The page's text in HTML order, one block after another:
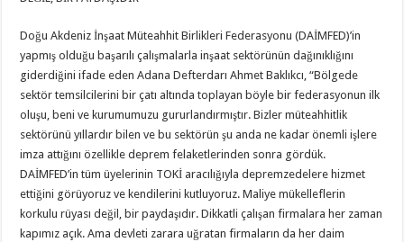
Doğu Akdeniz İnşaat Müteahhit Birlikleri Federasyonu (DAİMFED)’in
yapmış olduğu başarılı çalışmalarla inşaat sektörünün dağınıklığını
giderdiğini ifade eden Adana Defterdarı Ahmet Baklıkcı, “Bölgede
sektör temsilcilerini bir çatı altında toplayan böyle bir federasyonun ilk
oluşu, beni ve kurumumuzu gururlandırmıştır. Bizler müteahhitlik
sektörünü yıllardır bilen ve bu sektörün şu anda ne kadar önemli işlere
imza attığını özellikle deprem felaketlerinden sonra gördük.
DAİMFED’in tüm üyelerinin TOKİ aracılığıyla depremzedelere hizmet
ettiğini görüyoruz ve kendilerini kutluyoruz. Maliye mükelleflerin
korkulu rüyası değil, bir paydaşıdır. Dikkatli çalışan firmalara her zaman
kapımız açık. Ama devleti zarara uğratan firmaların da her daim